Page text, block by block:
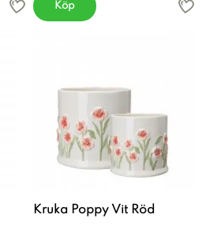
Köp
Kruka Poppy Vit Röd